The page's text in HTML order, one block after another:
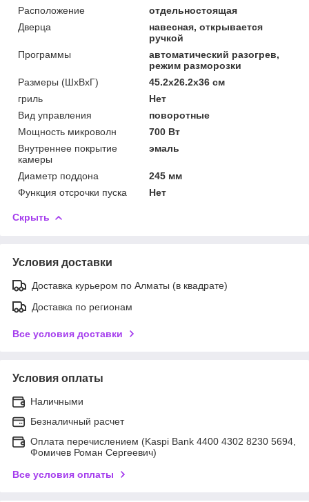
Расположение
отдельностоящая
Дверца
навесная, открывается
ручкой
Программы
автоматический разогрев,
режим разморозки
Размеры (ШxВxГ)
45.2x26.2x36 см
гриль
Нет
Вид управления
поворотные
Мощность микроволн
700 Вт
Внутреннее покрытие
камеры
эмаль
Диаметр поддона
245 мм
Функция отсрочки пуска
Нет
Скрыть
Условия доставки
Доставка курьером по Алматы (в квадрате)
Доставка по регионам
Все условия доставки
Условия оплаты
Наличными
Безналичный расчет
Оплата перечислением (Kaspi Bank 4400 4302 8230 5694,
Фомичев Роман Сергеевич)
Все условия оплаты